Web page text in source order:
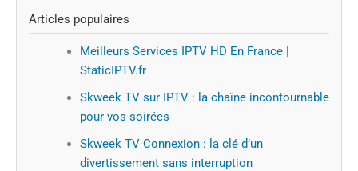
Articles populaires
Meilleurs Services IPTV HD En France |
StaticIPTV.fr
Skweek TV sur IPTV : la chaîne incontournable
pour vos soirées
Skweek TV Connexion : la clé d’un
divertissement sans interruption